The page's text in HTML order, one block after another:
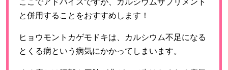
ここでアドバイスですが、カルシウムサプリメント
と併用することをおすすめします！
ヒョウモントカゲモドキは、カルシウム不足になる
とくる病という病気にかかってしまいます。